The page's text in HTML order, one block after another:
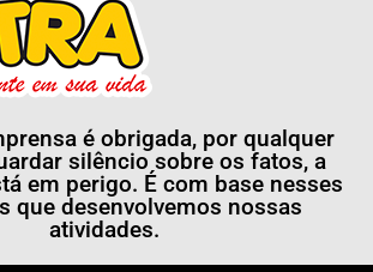
é obrigada, por qualquer
silêncio sobre os fatos, a
em perigo. É com base nesses
que desenvolvemos nossas
atividades.